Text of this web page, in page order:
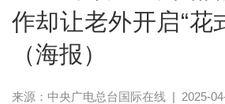
作却让老外开启“花
（海报）
来源：中央广电总台国际在线| 2025-